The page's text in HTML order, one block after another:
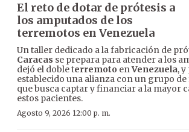
El reto de dotar de prótesis a
los amputados de los
terremotos en Venezuela
Un taller dedicado a la fabricación de
Caracas se prepara para atender a los
dejó el doble terremoto enVenezuela,
establecido una alianza con un grupo
que busca captar y financiar a la mayor
estos pacientes.
Agosto 9, 2026 12:00 p. m.